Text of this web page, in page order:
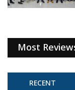
Most
RECENT